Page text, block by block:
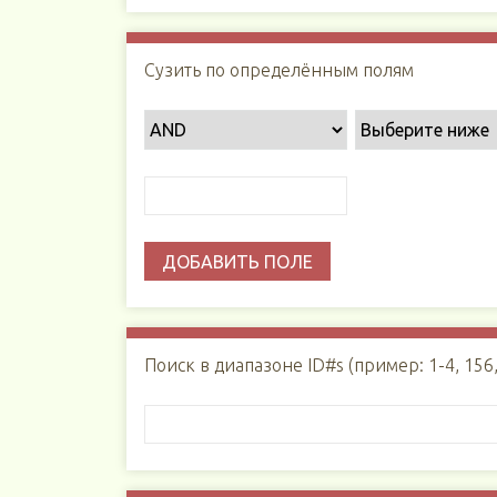
Сузить по определённым полям
ДОБАВИТЬ ПОЛЕ
Поиск в диапазоне ID#s (пример: 1-4,